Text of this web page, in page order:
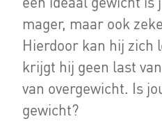
mager, maar ook
Hierdoor kan hij zich
krijgt hij geen last
van overgewicht. Is
gewicht?